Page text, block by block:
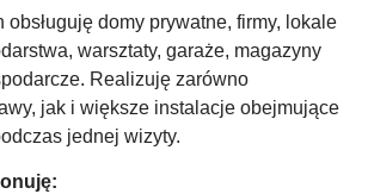
obsługuję domy prywatne, firmy, lokale
warsztaty, garaże, magazyny
Realizuję zarówno
jak i większe instalacje obejmujące
jednej wizyty.